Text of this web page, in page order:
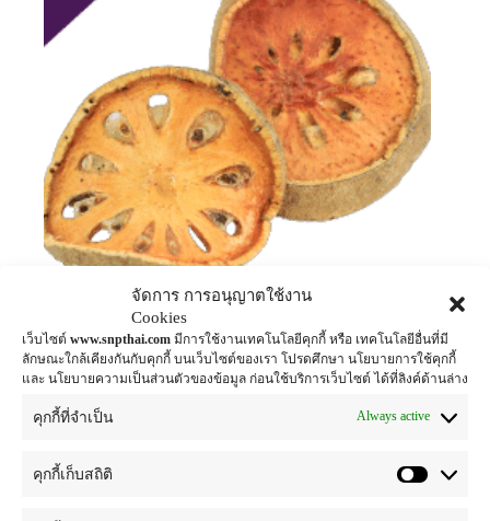
จัดการ การอนุญาตใช้งาน
Cookies
เว็บไซต์ www.snpthai.com มีการใช้งานเทคโนโลยีคุกกี้ หรือ เทคโนโลยีอื่นที่มี
ลักษณะใกล้เคียงกันกับคุกกี้ บนเว็บไซต์ของเรา โปรดศึกษา นโยบายการใช้คุกกี้
และ นโยบายความเป็นส่วนตัวของข้อมูล ก่อนใช้บริการเว็บไซต์ ได้ที่ลิงค์ด้านล่าง
คุกกี้ที่จำเป็น Always active
คุกกี้เก็บสถิติ
มะตูม Baelfruit Extract Powder
herbal extract for food supplement,weight